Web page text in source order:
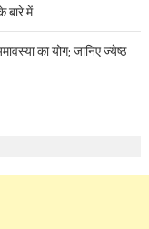
बारे में
का योग; जानिए ज्येष्ठ